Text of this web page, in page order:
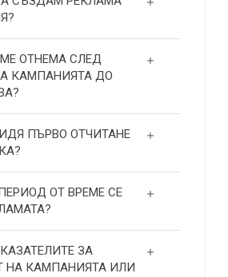
ОТНЕМА СЛЕД
КАМПАНИЯТА ДО
ПЪРВО ОТЧИТАНЕ
ОТ ВРЕМЕ СЕ
ЗА
НА КАМПАНИЯТА ИЛИ